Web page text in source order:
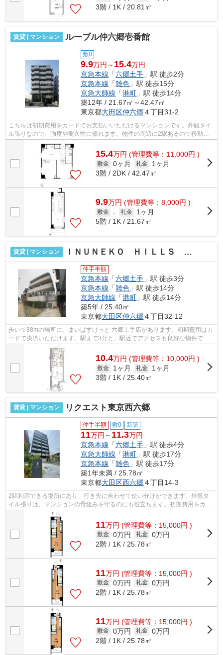
3階 / 1K / 20.81㎡
賃貸 | マンション ルーブル仲六郷壱番館
敷0
9.9万円～ 15.4万円
京急本線 「六郷土手 」駅 徒歩2分
京急本線 「雑色 」駅 徒歩15分
京急大師線 「港町 」駅 徒歩14分
築12年 / 21.67㎡～42.47㎡
東京都大田区仲六郷４丁目31-2
こちらは初期費用をカードでお支払いいただけるマンションです。外観タイ
ル張りなので、強度や耐久性に優れます。物件の周辺に2駅あるので移動範
囲も広がります。徒歩2分で駅にアクセ...
15.4万円 (管理費等：11,000円 )
敷金 0ヶ月 礼金
1ヶ月
3階 / 2DK / 42.47㎡
9.9万円 (管理費等：8,000円 )
敷金 - 礼金
1ヶ月
5階 / 1K / 21.67㎡
賃貸 | マンション ＩＮＵＮＥＫＯ ＨＩＬＬＳ ＲＯＫＵＧＯＤＯＴＥ
仲手半額
京急本線 「六郷土手 」駅 徒歩3分
京急本線 「雑色 」駅 徒歩14分
京急大師線 「港町 」駅 徒歩14分
築5年 / 25.40㎡
東京都大田区仲六郷４丁目32-12
歩いて88mの場所に、まいばすけっと 六郷土手店があります。初期費用はカ
ードで決済いただけます。駅まで3分と、駅近でアクセスも良好な物件で
す。敷地内ごみ置き場は、忙しいあなたに...
10.4万円 (管理費等：10,000円 )
敷金 1ヶ月 礼金
1ヶ月
3階 / 1K / 25.40㎡
賃貸 | マンション リクエスト東京西六郷
仲手半額 敷0 新築
11万円～ 11.3万円
京急本線 「六郷土手 」駅 徒歩4分
京急大師線 「港町 」駅 徒歩17分
京急本線 「雑色 」駅 徒歩17分
築1年未満 / 25.78㎡
東京都大田区西六郷４丁目14-3
2駅利用できる場所にあり、行き先に合わせて使い分けができます。外観タ
イル張りは、マンションの骨組みを守るのにも役立ちます。初期費用をカー
ドでお支払いいただけるので、カードで...
11万円 (管理費等：15,000円 )
敷金 0万円 礼金 0万円
2階 / 1K / 25.78㎡
11万円 (管理費等：15,000円 )
敷金 0万円 礼金 0万円
2階 / 1K / 25.78㎡
11万円 (管理費等：15,000円 )
敷金 0万円 礼金 0万円
2階 / 1K / 25.78㎡